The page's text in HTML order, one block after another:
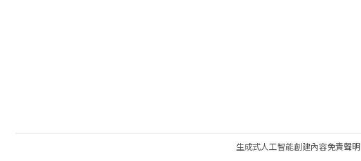
生成式人工智能創建內容免責聲明